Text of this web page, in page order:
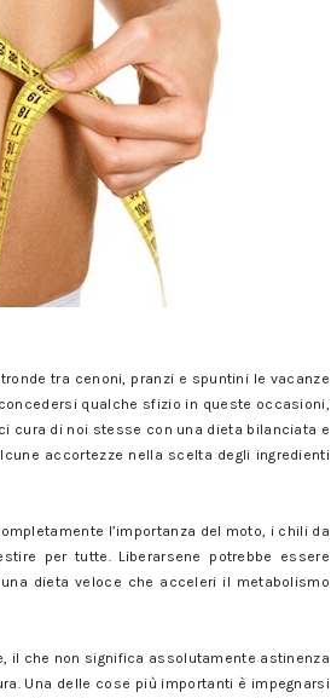
tra cenoni, pranzi e spuntini le vacanze
qualche sfizio in queste occasioni,
cura di noi stesse con una dieta bilanciata e
accortezze nella scelta degli ingredienti
l’importanza del moto, i chili da
per tutte. Liberarsene potrebbe essere
dieta veloce che acceleri il metabolismo
il che non significa assolutamente astinenza
Una delle cose più importanti è impegnarsi